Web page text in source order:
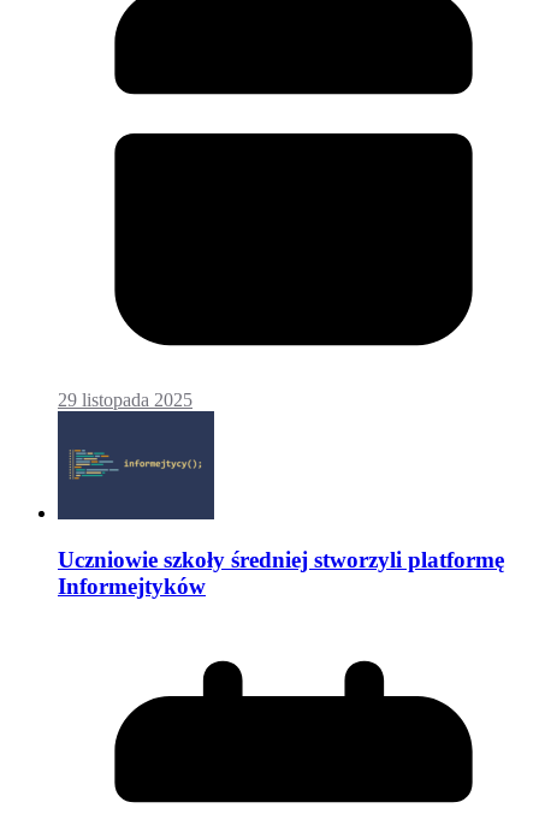
29 listopada 2025
Uczniowie szkoły średniej stworzyli platformę
Informejtyków